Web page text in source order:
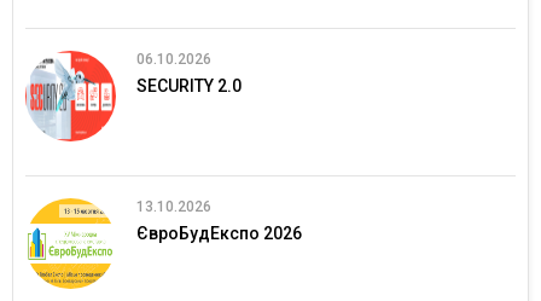
06.10.2026
SECURITY 2.0
13.10.2026
ЄвроБудЕкспо 2026